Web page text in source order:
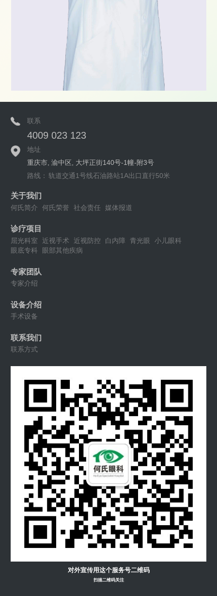
联系
4009 023 123
地址
重庆市, 渝中区, 大坪正街140号-1幢-附3号
路线： 轨道交通1号线石油路站1A出口直行50米
关于我们
何氏简介 何氏荣誉 社会责任 媒体报道
诊疗项目
屈光科室 近视手术 近视防控 白内障 青光眼
小儿眼科
眼底专科
眼部其他疾病
专家团队
专家介绍
设备介绍
手术设备
联系我们
联系方式
对外宣传用这个服务号二维码
扫描二维码关注